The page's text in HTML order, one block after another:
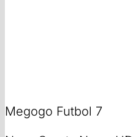
Megogo Futbol 7